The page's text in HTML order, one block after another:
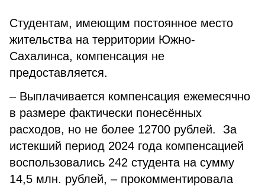
Студентам, имеющим постоянное место
жительства на территории Южно-
Сахалинса, компенсация не
предоставляется.
– Выплачивается компенсация ежемесячно
в размере фактически понесённых
расходов, но не более 12700 рублей. За
истекший период 2024 года компенсацией
воспользовались 242 студента на сумму
14,5 млн. рублей, – прокомментировала